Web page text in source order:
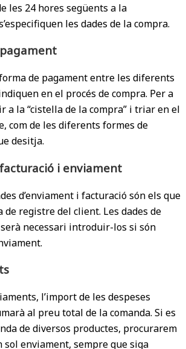
les 24 hores següents a la
les dades de la compra.
de pagament entre les diferents
en el procés de compra. Per a
a la “cistella de la compra” i triar en el
com de les diferents formes de
desitja.
i enviament
d’enviament i facturació són els que
de registre del client. Les dades de
necessari introduir-los si són
l’import de les despeses
al preu total de la comanda. Si es
de diversos productes, procurarem
enviament, sempre que siga